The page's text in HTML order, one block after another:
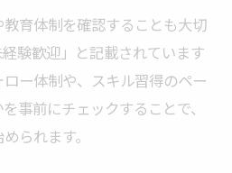
育体制を確認することも大切
験歓迎」と記載されています
ー体制や、スキル習得のペー
事前にチェックすることで、
られます。